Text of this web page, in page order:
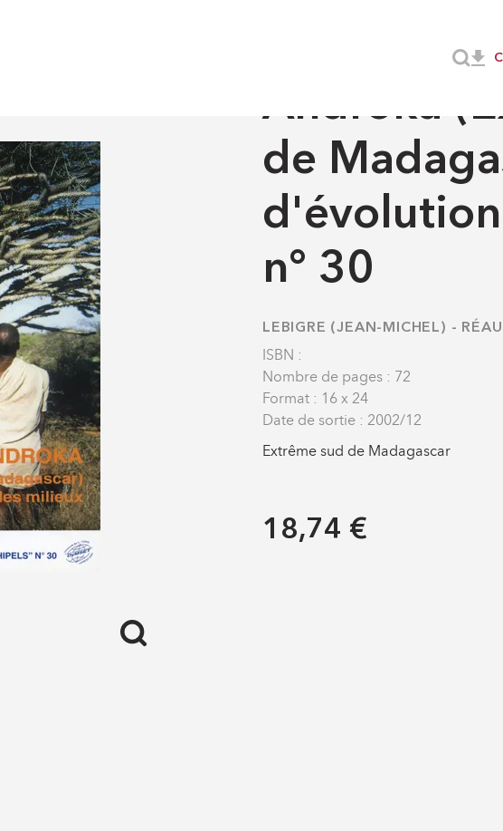
OUVRAGES
Androka
de
n° 30
LEBIGRE (JEAN-MICHEL) -
ISBN :
Nombre de pages : 72
Format : 16 x 24
Date de sortie : 2002/12
Extrême sud de Madagascar
18,74 €